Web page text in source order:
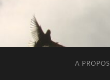
A PROPOS